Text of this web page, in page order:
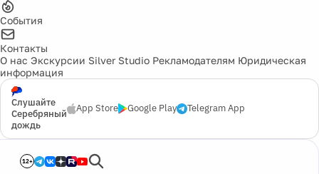
События
Контакты
О нас Экскурсии Silver Studio Рекламодателям Юридическая
информация
Слушайте
Серебряный
дождь
App Store Google Play Telegram App
12+